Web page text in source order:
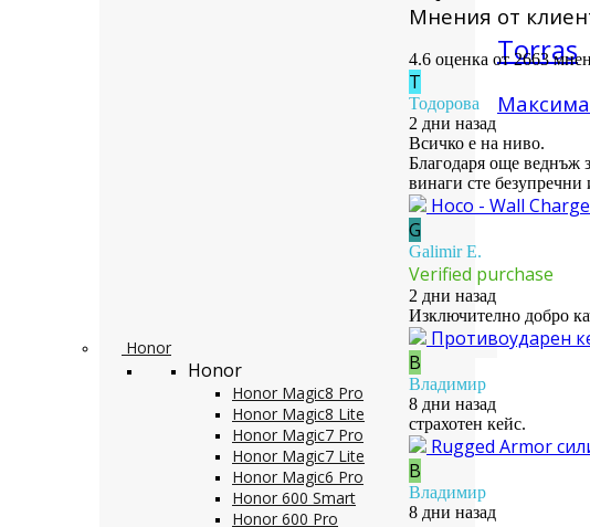
Honor
Honor
Honor Magic8 Pro
Honor Magic8 Lite
Honor Magic7 Pro
Honor Magic7 Lite
Honor Magic6 Pro
Honor 600 Smart
Honor 600 Pro
Torras
Мнения от
4.6 оценка от 2663
Т
Тодорова
2 дни назад
Всичко е на ниво.
Благодаря още веднъж
винаги сте безупречни
Hoco - Wall
G
Galimir E.
Verified purchase
2 дни назад
Изключително добро
Противоударен
В
Владимир
8 дни назад
страхотен кейс.
Rugged Armor
В
Владимир
8 дни назад